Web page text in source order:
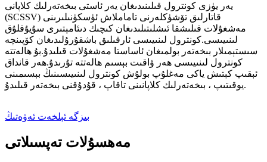
يەر يۈزى كونترول قىلىنىدىغان يەر ئاستى بىخەتەرلىك كلاپانى
(SCSSV) قاتارلىق تۆشۈكلەرنى تاماملاش ئۈسكۈنىلىرىنى
مەشغۇلات قىلىشقا ئىشلىتىلىدىغان كىچىك دىئامېتىرى سۇيۇقلۇق
لىنىيىسى.كونترول لىنىيىسى ئارقىلىق باشقۇرۇلىدىغان كۆپىنچە
سىستېمىلار بىخەتەر بولمىغان ئاساستا مەشغۇلات قىلىدۇ.بۇ ھالەتتە
كونترول لىنىيىسى ھەر ۋاقىت بېسىم ھالەتتە تۇرىدۇ.ھەر قانداق
ئېقىپ كېتىش ياكى مەغلۇپ بولۇش كونترول لىنىيىسىنىڭ بېسىمىنى
يوقىتىپ ، بىخەتەرلىك كلاپانىنى تاقاپ ، قۇدۇقنى بىخەتەر قىلىدۇ.
بىزگە ئېلخەت ئەۋەتىڭ
مەھسۇلات تەپسىلاتى